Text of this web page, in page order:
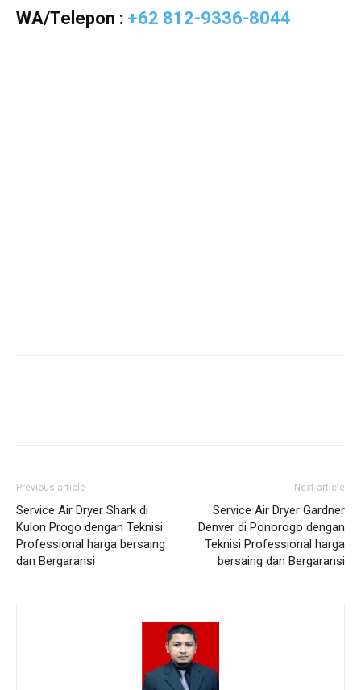
WA/Telepon : +62 812-9336-8044
Previous article
Service Air Dryer Shark di
Kulon Progo dengan Teknisi
Professional harga bersaing
dan Bergaransi
Next article
Service Air Dryer Gardner
Denver di Ponorogo dengan
Teknisi Professional harga
bersaing dan Bergaransi